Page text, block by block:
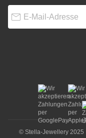
© Stella-Jewellery 2025